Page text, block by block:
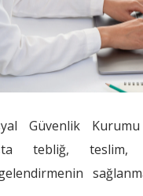
Güvenlik
tebliğ, teslim,